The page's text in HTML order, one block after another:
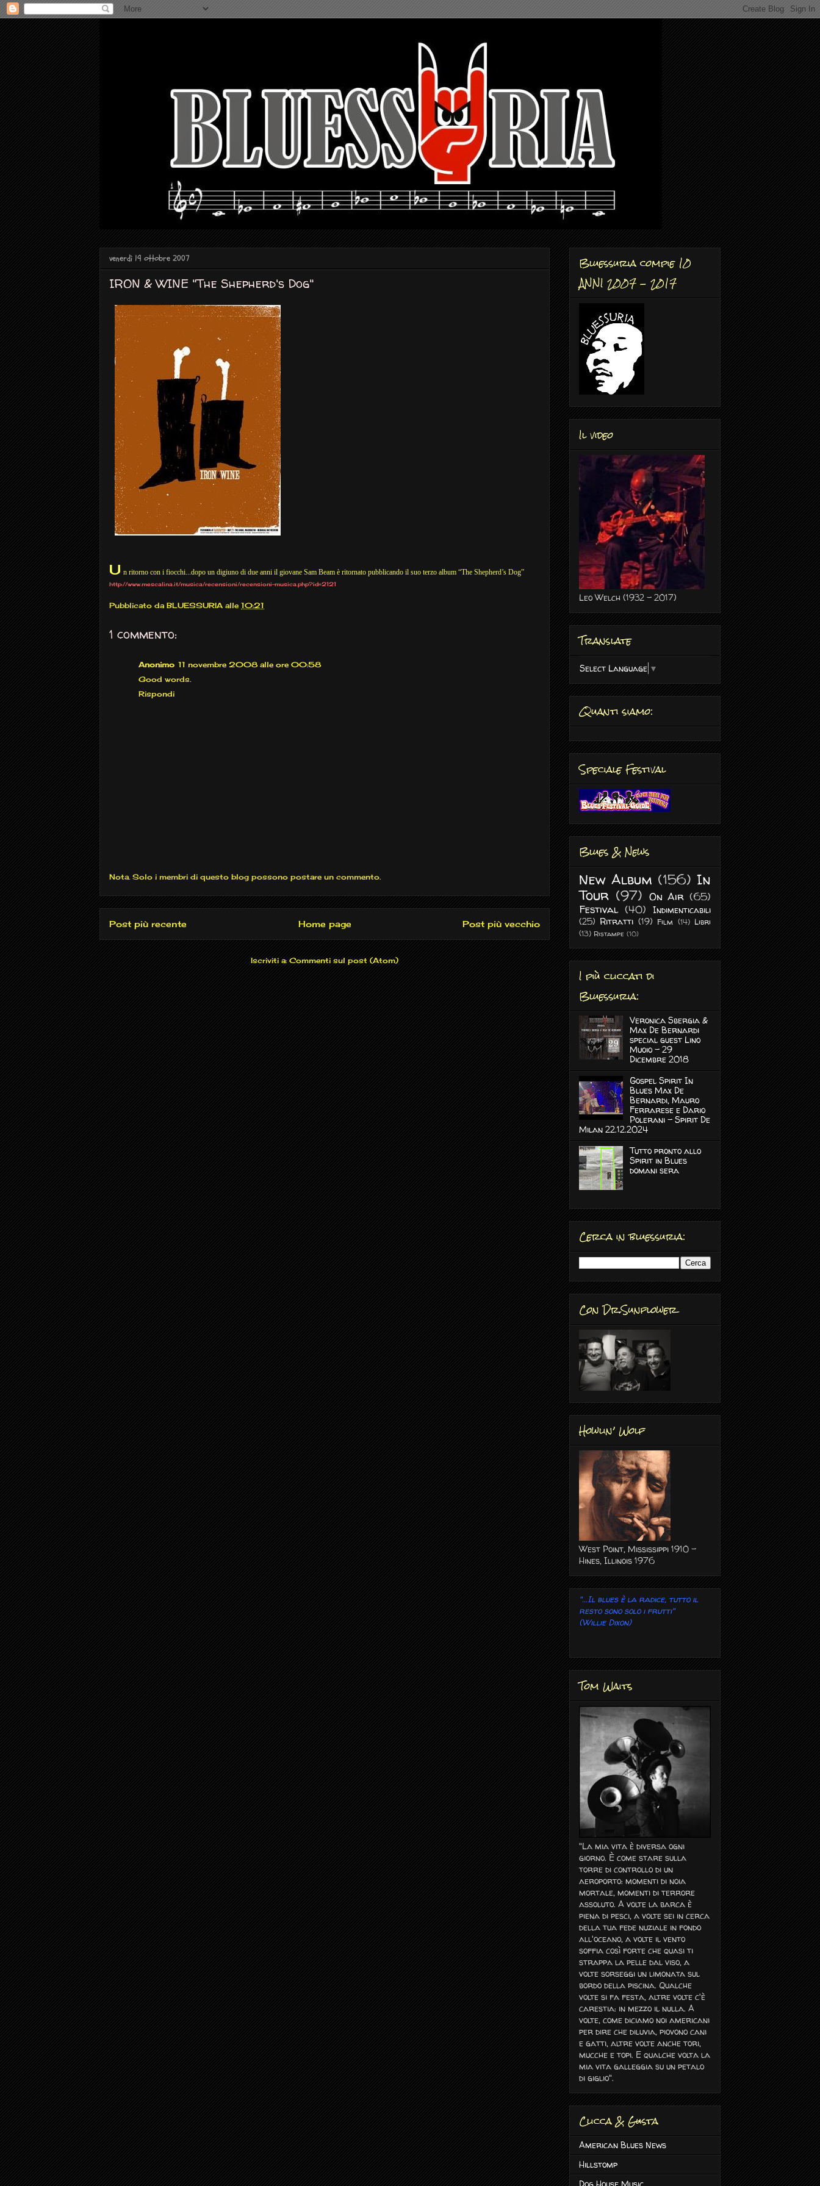
venerdì 19 ottobre 2007
IRON & WINE "The Shepherd's Dog"
U n ritorno con i fiocchi...dopo un digiuno di due anni il giovane Sam Beam è ritornato pubblicando il suo terzo album “The Shepherd’s Dog”
http://www.mescalina.it/musica/recensioni/recensioni-musica.php?id=2121
Pubblicato da BLUESSURIA alle 10:21
1 commento:
Anonimo 11 novembre 2008 alle ore 00:58
Good words.
Rispondi
Nota. Solo i membri di questo blog possono postare un commento.
Post più recente Post più vecchio
Home page
Iscriviti a: Commenti sul post (Atom)
Bluessuria compie 10
ANNI 2007 - 2017
Il video
Leo Welch (1932 - 2017)
Translate
Select Language ▼
Quanti siamo:
Speciale Festival
Blues & News
New Album (156) In
Tour (97) On Air (65)
Festival (40)
Indimenticabili
(25) Ritratti (19) Film (14) Libri
(13) Ristampe (10)
I più cliccati di
Bluessuria:
Veronica Sbergia &
Max De Bernardi
special guest Lino
Muoio - 29
Dicembre 2018
Gospel Spirit In
Blues Max De
Bernardi, Mauro
Ferrarese e Dario
Polerani - Spirit De
Milan 22.12.2024
Tutto pronto allo
Spirit in Blues
domani sera
Cerca in bluessuria:
Con Dr.Sunflower
Howlin’ Wolf
West Point, Mississippi 1910 -
Hines, Illinois 1976
"...Il blues è la radice, tutto il
resto sono solo i frutti"
(Willie Dixon)
Tom Waits
"La mia vita è diversa ogni
giorno. È come stare sulla
torre di controllo di un
aeroporto: momenti di noia
mortale, momenti di terrore
assoluto. A volte la barca è
piena di pesci, a volte sei in cerca
della tua fede nuziale in fondo
all'oceano, a volte il vento
soffia così forte che quasi ti
strappa la pelle dal viso, a
volte sorseggi un limonata sul
bordo della piscina. Qualche
volte si fa festa, altre volte c'è
carestia: in mezzo il nulla. A
volte, come diciamo noi americani
per dire che diluvia, piovono cani
e gatti, altre volte anche tori,
mucche e topi. E qualche volta la
mia vita galleggia su un petalo
di giglio".
Clicca & Gusta
American Blues News
Hillstomp